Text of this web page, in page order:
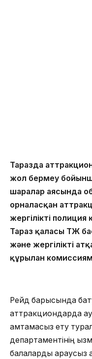
Таразда
жол бермеу
шаралар аясында
орналасқан
жергілікті
Тараз қаласы ТЖ
және жергілікті
құрылған
Рейд барысында
аттракциондарда
қамтамасыз ету
департаментінің
балаларды